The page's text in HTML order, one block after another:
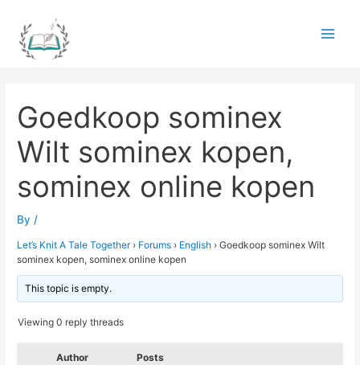
content
Goedkoop sominex
Wilt sominex kopen,
sominex online kopen
By /
Let’s Knit A Tale Together › Forums › English › Goedkoop sominex Wilt
sominex kopen, sominex online kopen
This topic is empty.
Viewing 0 reply threads
Author Posts